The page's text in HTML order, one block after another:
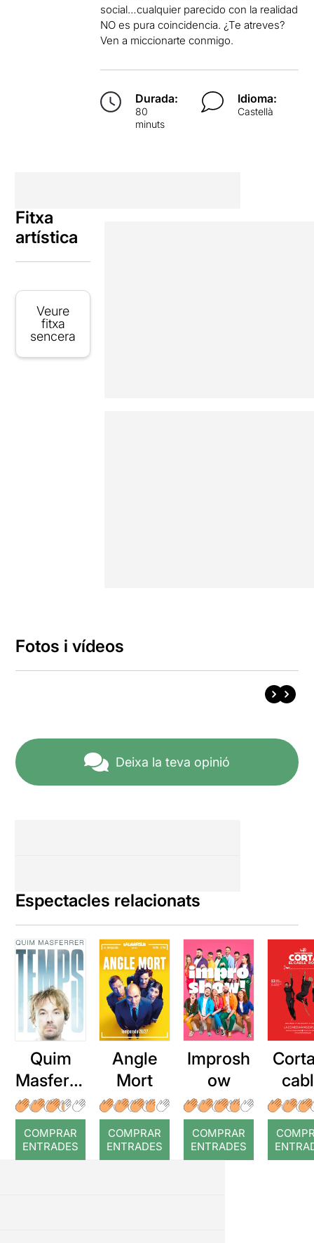
social…cualquier parecido con la realidad
NO es pura coincidencia. ¿Te atreves?
Ven a miccionarte conmigo.
Durada:
80
minuts
Idioma:
Castellà
Fitxa
artística
Veure
fitxa
sencera
Fotos i vídeos
Deixa la teva opinió
Espectacles relacionats
Quim
Masferre
r: Temps
COMPRAR
ENTRADES
Angle
Mort
COMPRAR
ENTRADES
Improsh
ow
COMPRAR
ENTRADES